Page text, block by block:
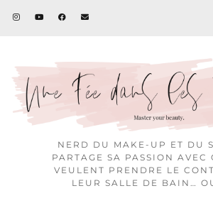
NERD DU MAKE-UP ET DU
PARTAGE SA PASSION AVEC
VEULENT PRENDRE LE
LEUR SALLE DE BAIN…